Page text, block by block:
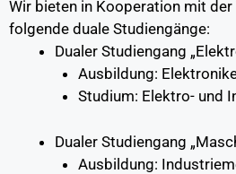
Wir bieten in Kooperation mit
folgende duale Studiengänge:
Dualer Studiengang
Ausbildung:
Studium: Elektro- und
Dualer Studiengang
Ausbildung: